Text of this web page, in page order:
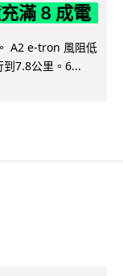
滿 8 成電
A2 e-tron 風阻低
7.8公里。6...